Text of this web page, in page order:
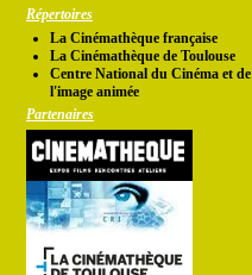
Répertoires
La Cinémathèque française
La Cinémathèque de Toulouse
Centre National du Cinéma et de
l'image animée
Partenaires